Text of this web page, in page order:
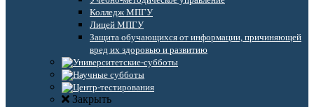
Колледж МПГУ
Лицей МПГУ
Защита обучающихся от информации, причиняющей
вред их здоровью и развитию
Закрыть